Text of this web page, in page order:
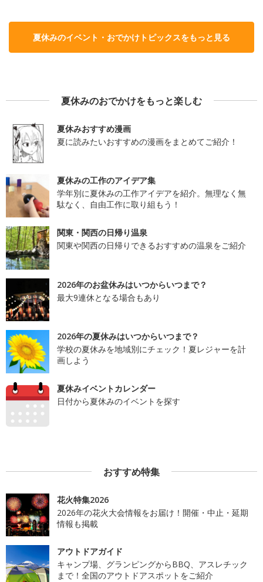
夏休みのイベント・おでかけトピックスをもっと見る
夏休みのおでかけをもっと楽しむ
夏休みおすすめ漫画
夏に読みたいおすすめの漫画をまとめてご紹介！
夏休みの工作のアイデア集
学年別に夏休みの工作アイデアを紹介。無理なく無
駄なく、自由工作に取り組もう！
関東・関西の日帰り温泉
関東や関西の日帰りできるおすすめの温泉をご紹介
2026年のお盆休みはいつからいつまで？
最大9連休となる場合もあり
2026年の夏休みはいつからいつまで？
学校の夏休みを地域別にチェック！夏レジャーを計
画しよう
夏休みイベントカレンダー
日付から夏休みのイベントを探す
おすすめ特集
花火特集2026
2026年の花火大会情報をお届け！開催・中止・延期
情報も掲載
アウトドアガイド
キャンプ場、グランピングからBBQ、アスレチック
まで！全国のアウトドアスポットをご紹介